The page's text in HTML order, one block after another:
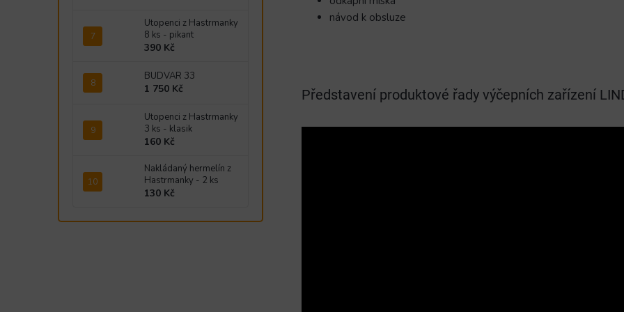
Utopenci z Hastrmanky
8 ks - pikant
390 Kč
BUDVAR 33
1 750 Kč
Utopenci z Hastrmanky
3 ks - klasik
160 Kč
Nakládaný hermelín z
Hastrmanky - 2 ks
130 Kč
návod k obsluze
Představení produktové řady výčepních zařízení